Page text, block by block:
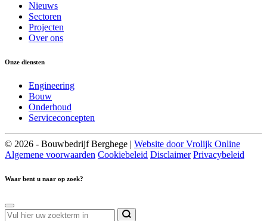
Nieuws
Sectoren
Projecten
Over ons
Onze diensten
Engineering
Bouw
Onderhoud
Serviceconcepten
© 2026 - Bouwbedrijf Berghege | Website door Vrolijk Online
Algemene voorwaarden Cookiebeleid Disclaimer Privacybeleid
Waar bent u naar op zoek?